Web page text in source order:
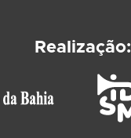
Realização: